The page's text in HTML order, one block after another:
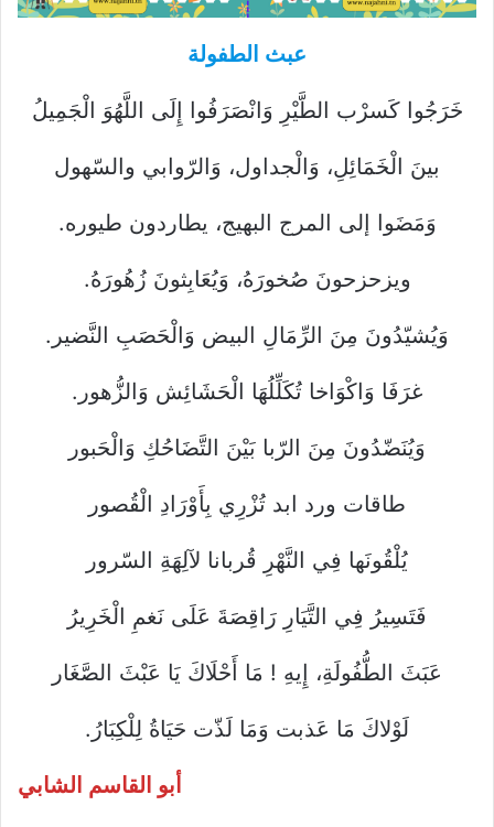
عبث الطفولة
خَرَجُوا كَسرْب الطَّيْرِ وَانْصَرَفُوا إِلَى اللَّهُوَ الْجَمِيلُ
بينَ الْخَمَائِلِ، وَالْجداول، وَالرّوابي والسّهول
وَمَضَوا إلى المرج البهيج، يطاردون طيوره.
ويزحزحونَ صُخورَهُ، وَيُعَابِثونَ زُهُورَهُ.
وَيُشيّدُونَ مِنَ الرِّمَالِ البيض وَالْحَصَبِ النَّضير.
غرَفَا وَاكْوَاخا تُكَلِّلُهَا الْحَشَائِش وَالزُّهور.
وَيُنَضّدُونَ مِنَ الرّبا بَيْنَ التَّضَاحُكِ وَالْحَبور
طاقات ورد ابد تُزْرِي بِأَوْرَادِ الْقُصور
يُلْقُونَها فِي النَّهْرِ قُربانا لآلِهَةِ السّرور
فَتَسِيرُ فِي التَّيَارِ رَاقِصَةَ عَلَى نَغمِ الْخَرِيرُ
عَبَثَ الطُّفُولَةِ، إِيهِ ! مَا أَحْلَاكَ يَا عَبْثَ الصَّغَار
لَوْلاكَ مَا عَذبت وَمَا لَذّت حَيَاةُ لِلْكِبَارُ.
أبو القاسم الشابي